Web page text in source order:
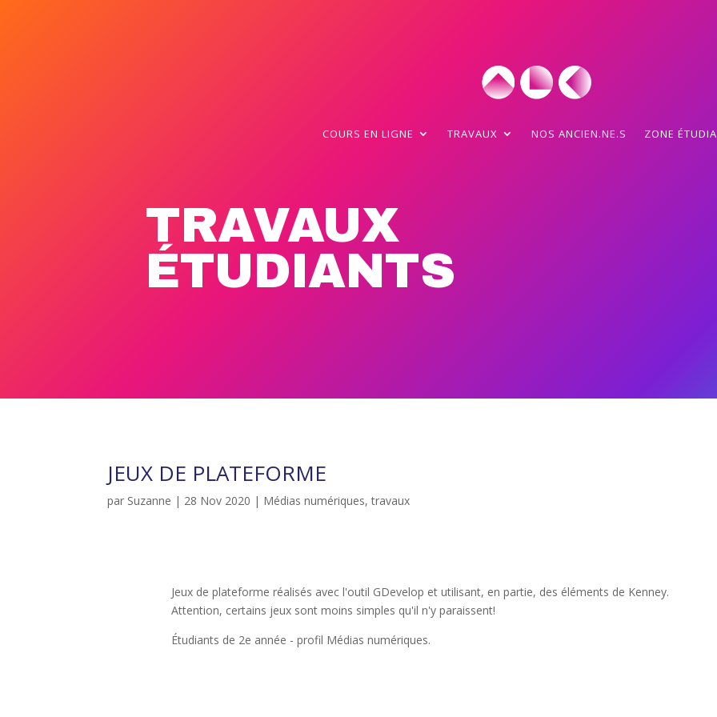
COURS EN LIGNE TRAVAUX NOS ANCIEN.NE.S ZONE
TRAVAUX
ÉTUDIANTS
JEUX DE PLATEFORME
par Suzanne | 28 Nov 2020 | Médias numériques,travaux
Jeux de plateforme réalisés avec l'outil GDevelop et utilisant, en partie, des éléments de Kenney.
Attention, certains jeux sont moins simples qu'il n'y paraissent!
Étudiants de 2e année - profil Médias numériques.